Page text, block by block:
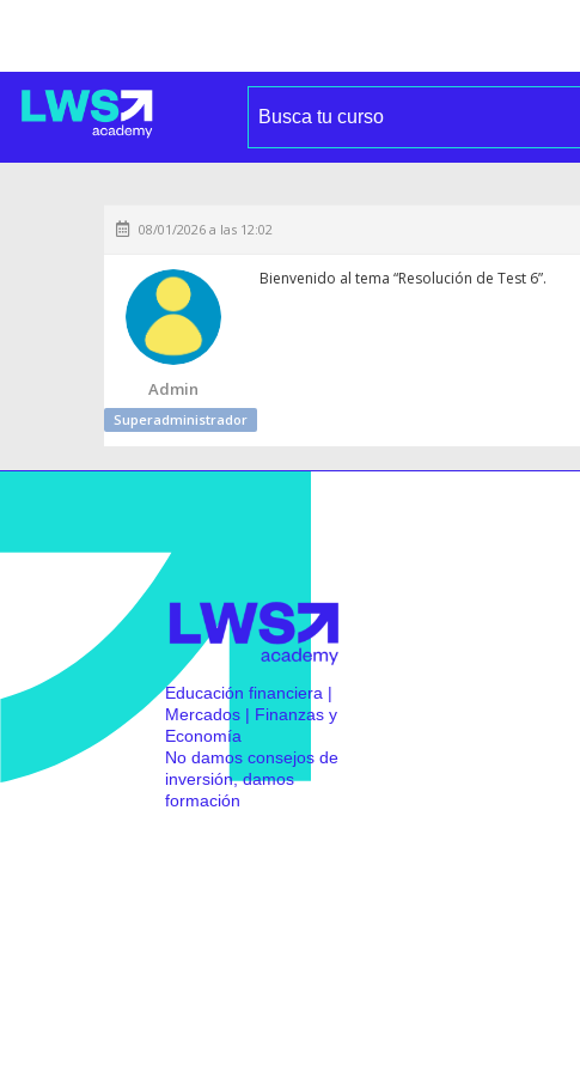
08/01/2026 a las 12:02
Admin
Superadministrador
Bienvenido al tema “Resolución de Test 6”.
Educación financiera |
Mercados | Finanzas y
Economía
No damos consejos de
inversión, damos
formación